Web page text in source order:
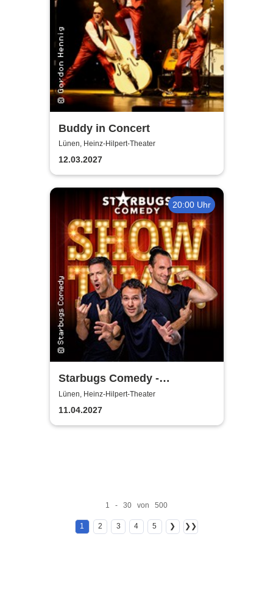
Buddy in Concert
Lünen, Heinz-Hilpert-Theater
12.03.2027
20:00 Uhr
Starbugs Comedy -
Showtime!
Lünen, Heinz-Hilpert-Theater
11.04.2027
1 - 30 von 500
1 2 3 4 5 ❯ ❯❯